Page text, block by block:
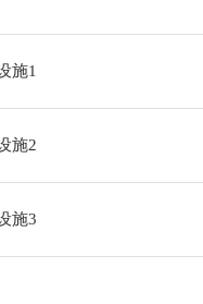
施1
施2
施3